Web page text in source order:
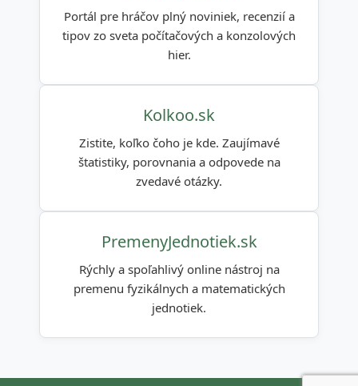
Portál pre hráčov plný noviniek, recenzií a
tipov zo sveta počítačových a konzolových
hier.
Kolkoo.sk
Zistite, koľko čoho je kde. Zaujímavé
štatistiky, porovnania a odpovede na
zvedavé otázky.
PremenyJednotiek.sk
Rýchly a spoľahlivý online nástroj na
premenu fyzikálnych a matematických
jednotiek.